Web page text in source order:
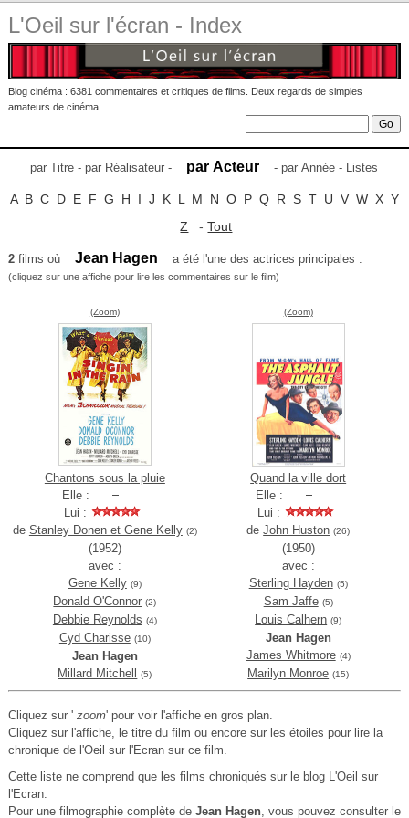
L'Oeil sur l'écran - Index
Blog cinéma : 6381 commentaires et critiques de films. Deux regards de simples
amateurs de cinéma.
par Titre -par Réalisateur - par Acteur -par Année - Listes
A B C D E F G H I J K L M N O P Q R S T U V W X Y
Z -Tout
2films où Jean Hagen a été l'une des actrices principales :
(cliquez sur une affiche pour lire les commentaires sur le film)
(Zoom)
Chantons sous la pluie
Elle :
Lui :
de Stanley Donen et Gene Kelly (2)
(1952)
avec :
Gene Kelly (9)
Donald O'Connor (2)
Debbie Reynolds (4)
Cyd Charisse (10)
Jean Hagen
Millard Mitchell
(5)
(Zoom)
Quand la ville dort
Elle :
Lui :
deJohn Huston (26)
(1950)
avec :
Sterling Hayden (5)
Sam Jaffe (5)
Louis Calhern (9)
Jean Hagen
James Whitmore (4)
Marilyn Monroe (15)
Cliquez sur ' zoom' pour voir l'affiche en gros plan.
Cliquez sur l'affiche, le titre du film ou encore sur les étoiles pour lire la
chronique de l'Oeil sur l'Ecran sur ce film.
Cette liste ne comprend que les films chroniqués sur le blog L'Oeil sur
l'Ecran.
Pour une filmographie complète de Jean Hagen, vous pouvez consulter le